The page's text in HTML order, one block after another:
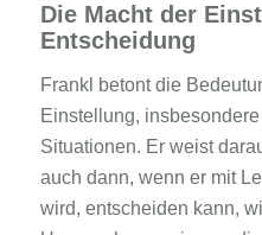
Die Macht der
Entscheidung
Frankl betont die
Einstellung,
Situationen. Er weist
auch dann, wenn er mit
wird, entscheiden kann,